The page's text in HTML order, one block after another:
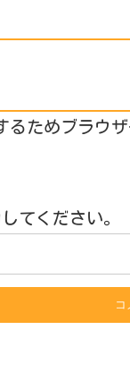
るためブラウ
てください。